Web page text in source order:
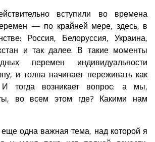
вступили во времена
— по крайней мере, здесь, в
Россия, Белоруссия, Украина,
и так далее. В такие моменты
перемен индивидуальности
и толпа начинает переживать как
тогда возникает вопрос: а мы,
во всем этом где? Какими нам
еще одна важная тема, над которой я